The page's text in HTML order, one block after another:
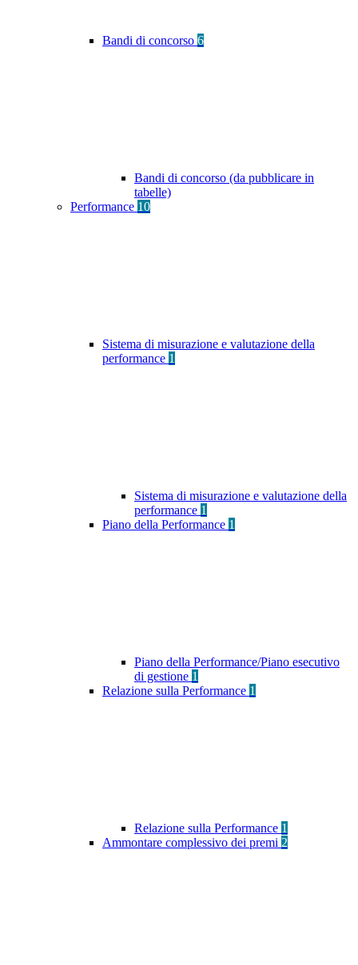
Bandi di concorso 6
Bandi di concorso (da pubblicare in
tabelle)
Performance 10
Sistema di misurazione e valutazione della
performance 1
Sistema di misurazione e valutazione della
performance 1
Piano della Performance 1
Piano della Performance/Piano esecutivo
di gestione 1
Relazione sulla Performance 1
Relazione sulla Performance 1
Ammontare complessivo dei premi 2